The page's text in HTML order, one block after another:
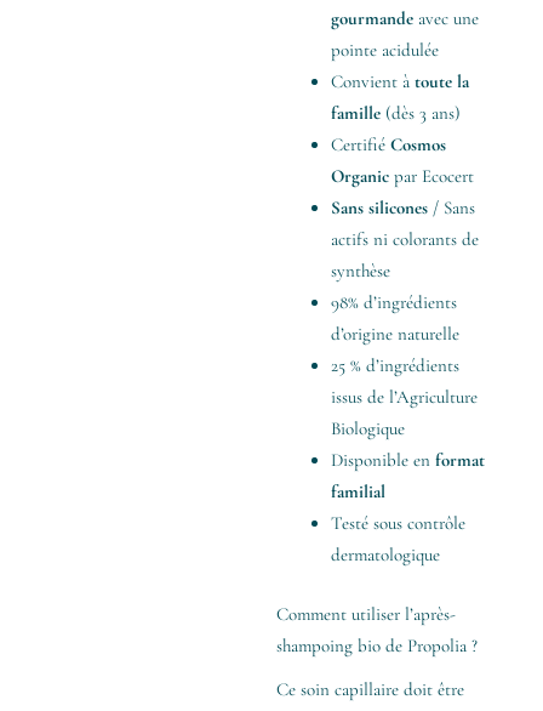
gourmandeavec une
pointe acidulée
Convient à toute la
famille(dès 3 ans)
Certifié Cosmos
Organicpar Ecocert
Sans silicones/ Sans
actifs ni colorants de
synthèse
98% d’ingrédients
d’origine naturelle
25 % d’ingrédients
issus de l’Agriculture
Biologique
Disponible en format
familial
Testé sous contrôle
dermatologique
Comment utiliser l’après-
shampoing bio de Propolia ?
Ce soin capillaire doit être